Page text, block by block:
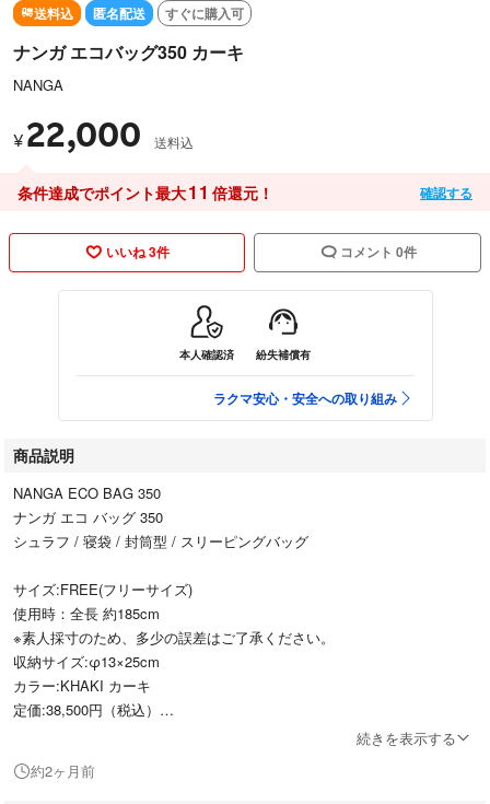
送料込 匿名配送 すぐに購入可
ナンガ エコバッグ350 カーキ
NANGA
¥ 22,000 送料込
条件達成でポイント最大11 倍還元！ 確認する
いいね 3件 コメント 0件
本人確認済 紛失補償有
ラクマ安心・安全への取り組み
商品説明
NANGA ECO BAG 350
ナンガ エコ バッグ 350
シュラフ / 寝袋 / 封筒型 / スリーピングバッグ
サイズ:FREE(フリーサイズ)
使用時：全長 約185cm
※素人採寸のため、多少の誤差はご了承ください。
収納サイズ:φ13×25cm
カラー:KHAKI カーキ
定価:38,500円（税込）
メッシュバッグ付属
続きを表示する
約2ヶ月前